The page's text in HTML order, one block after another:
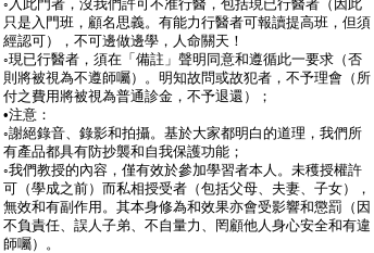
◦入此門者，沒我們許可不准行醫，包括現已行醫者（因此
只是入門班，顧名思義。有能力行醫者可報讀提高班，但須
經認可），不可邊做邊學，人命關天！
◦現已行醫者，須在「備註」聲明同意和遵循此一要求（否
則將被視為不遵師囑）。明知故問或故犯者，不予理會（所
付之費用將被視為普通診金，不予退還）；
•注意：
◦謝絕錄音、錄影和拍攝。基於大家都明白的道理，我們所
有產品都具有防抄襲和自我保護功能；
◦我們教授的內容，僅有效於參加學習者本人。未穫授權許
可（學成之前）而私相授受者（包括父母、夫妻、子女），
無效和有副作用。其本身修為和效果亦會受影響和懲罰（因
不負責任、誤人子弟、不自量力、罔顧他人身心安全和有違
師囑）。